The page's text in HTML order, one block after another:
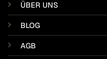
ÜBER UNS
BLOG
AGB